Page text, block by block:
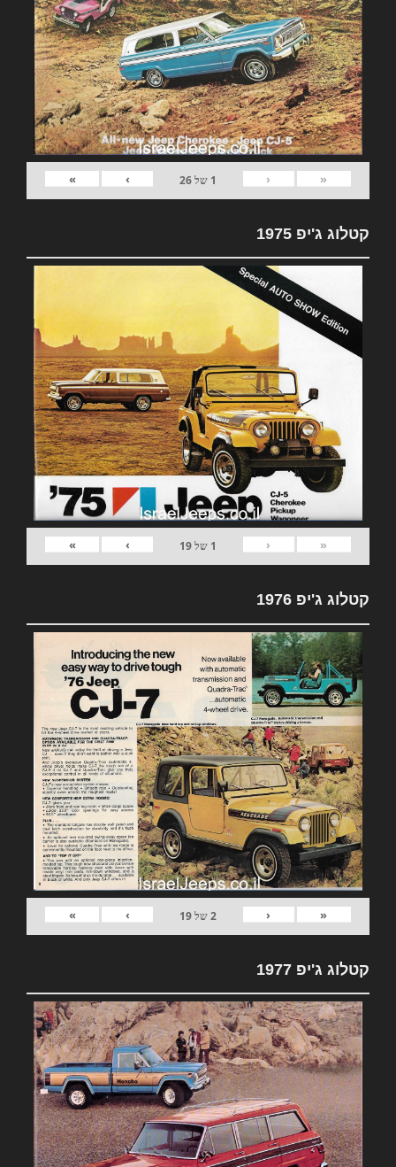
«
‹
1 של26
›
»
קטלוג ג'יפ 1975
«
‹
1 של19
›
»
קטלוג ג'יפ 1976
«
‹
2של19
›
»
קטלוג ג'יפ 1977